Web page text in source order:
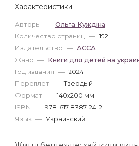
Характеристики
Авторы — Ольга Куждіна
Количество страниц — 192
Издательство — АССА
Жанр — Книги для детей на
Год издания — 2024
Переплет — Твердый
Формат — 140x200 мм
ISBN — 978-617-8387-24-2
Язык — Украинский